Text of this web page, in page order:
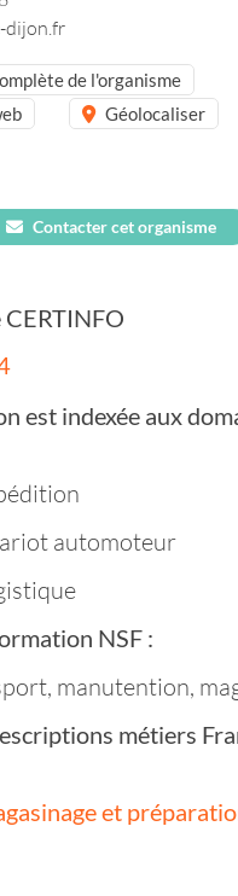
dijon.fr
de l'organisme
Géolocaliser
Contacter cet organisme
est indexée aux
automoteur
NSF :
manutention,
métiers
et